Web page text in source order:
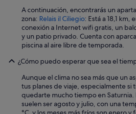
A continuación, encontrarás un
zona: Relais il Ciliegio: Está a 18,1 km,
conexión a Internet wifi gratis, un
y un patio privado. Cuenta con
piscina al aire libre de temporada.
¿Cómo puedo esperar que sea el
Aunque el clima no sea más que un
tus planes de viaje, especialmente si
quedarte mucho tiempo en Saturnia.
suelen ser agosto y julio, con una